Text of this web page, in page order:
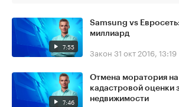
7:55
Samsung vs
миллиард
Закон 31 окт 2016, 13:19
7:46
Отмена моратория
кадастровой оценки
недвижимости